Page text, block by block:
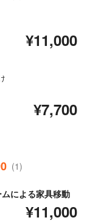
¥11,000
¥7,700
(1)
による家具移動
¥11,000